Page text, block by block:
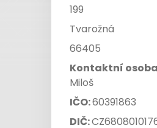
199
Tvarožná
66405
Kontaktní
Miloš
IČO:60391863
DIČ: